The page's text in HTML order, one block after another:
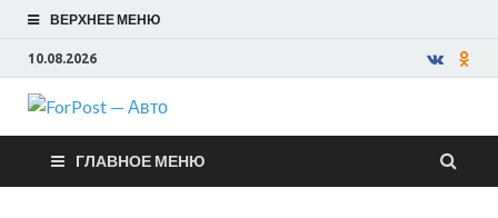
ВЕРХНЕЕ МЕНЮ
10.08.2026
ForPost —
Авто
ГЛАВНОЕ МЕНЮ